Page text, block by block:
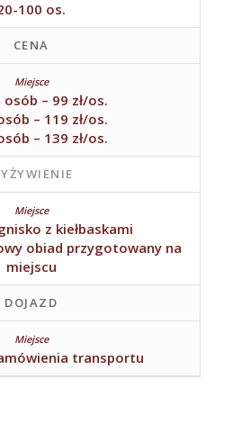
100 os.
CENA
– 99 zł/os.
– 119 zł/os.
– 139 zł/os.
z kiełbaskami
obiad przygotowany na
miejscu
DOJAZD
transportu